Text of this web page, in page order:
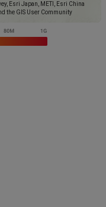
Esri Japan, METI, Esri China
the GIS User Community